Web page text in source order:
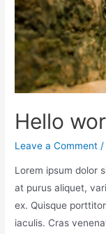
Hello
Leave a Comment /
Lorem ipsum dolor
at purus aliquet,
ex. Quisque
iaculis. Cras